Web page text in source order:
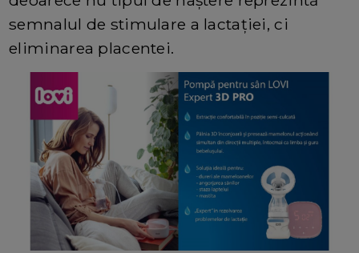
semnalul de stimulare a lactației, ci
eliminarea placentei.